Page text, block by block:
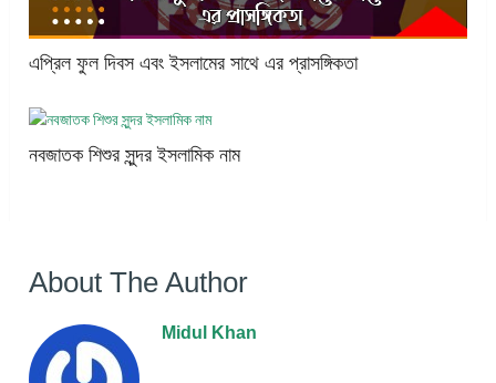
এপ্রিল ফুল দিবস এবং ইসলামের সাথে এর প্রাসঙ্গিকতা
নবজাতক শিশুর সুন্দর ইসলামিক নাম
About The Author
Midul Khan